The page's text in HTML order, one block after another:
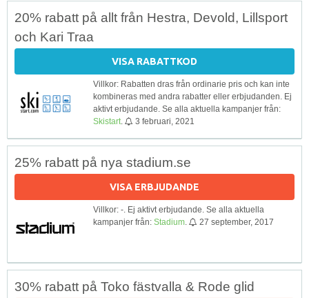
20% rabatt på allt från Hestra, Devold, Lillsport
och Kari Traa
VISA RABATTKOD
Villkor: Rabatten dras från ordinarie pris och kan inte
kombineras med andra rabatter eller erbjudanden. Ej
aktivt erbjudande. Se alla aktuella kampanjer från:
Skistart
3 februari, 2021
25% rabatt på nya stadium.se
VISA ERBJUDANDE
Villkor: -. Ej aktivt erbjudande. Se alla aktuella
kampanjer från: Stadium 27 september, 2017
30% rabatt på Toko fästvalla & Rode glid